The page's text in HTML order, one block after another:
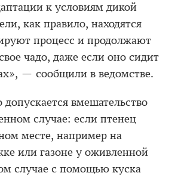
к условиям дикой
как правило, находятся
процесс и продолжают
чадо, даже если оно сидит
— сообщили в ведомстве.
допускается вмешательство
случае: если птенец
месте, например на
или газоне у оживленной
случае с помощью куска